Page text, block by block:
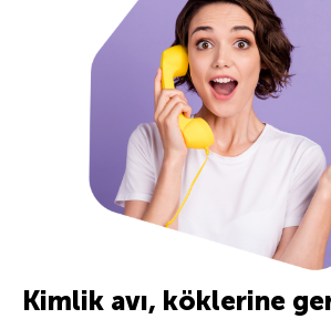
Kimlik avı, köklerine